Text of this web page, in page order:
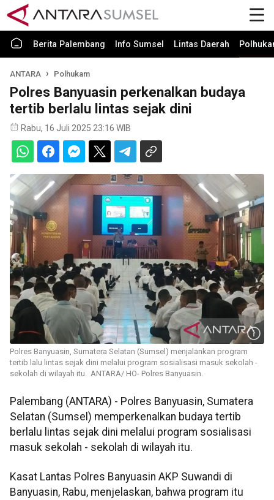
Berita Palembang Info Sumsel Lintas Daerah
ANTARA Polhukam
Polres Banyuasin perkenalkan budaya
tertib berlalu lintas sejak dini
Rabu, 16 Juli 2025 23:16 WIB
Polres Banyuasin, Sumatera Selatan (Sumsel) menjalankan program
tertib lalu lintas sejak dini melalui program sosialisasi masuk sekolah -
sekolah di wilayah itu. ANTARA/ HO- Polres Banyuasin.
Palembang (ANTARA) - Polres Banyuasin, Sumatera
Selatan (Sumsel) memperkenalkan budaya tertib
berlalu lintas sejak dini melalui program sosialisasi
masuk sekolah - sekolah di wilayah itu.
Kasat Lantas Polres Banyuasin AKP Suwandi di
Banyuasin, Rabu, menjelaskan, bahwa program itu